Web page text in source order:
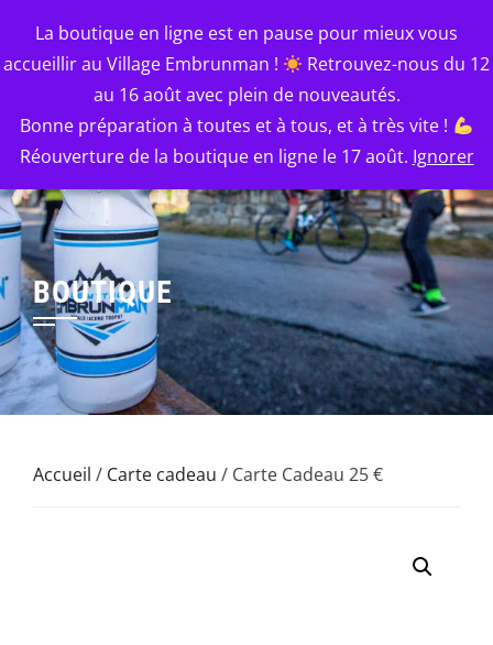
La boutique en ligne est en pause pour mieux vous
accueillir au Village Embrunman !
Retrouvez-nous du 12
au 16 août avec plein de nouveautés.
Bonne préparation à toutes et à tous, et à très vite !
Réouverture de la boutique en ligne le 17 août. Ignorer
content
EMBRUNMAN
Le Mythe : l'épreuve, le souvenir, le style.
BOUTIQUE
Accueil / Carte cadeau / Carte Cadeau 25 €